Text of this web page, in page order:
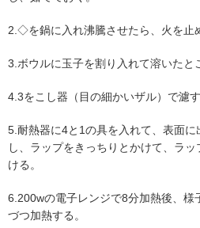
2.◇を鍋に入れ沸騰させたら、火を止
3.ボウルに玉子を割り入れて溶いたと
4.3をこし器（目の細かいザル）で濾す
5.耐熱器に4と1の具を入れて、表面
し、ラップをきっちりとかけて、ラ
ける。
6.200wの電子レンジで8分加熱後、様
づつ加熱する。